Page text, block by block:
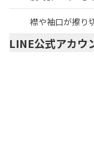
襟や袖口が擦り
LINE公式アカウ